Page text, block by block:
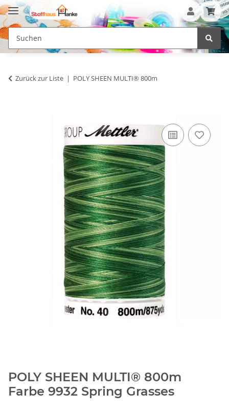
Zurück zur Liste POLY SHEEN MULTI® 800m
POLY SHEEN MULTI® 800m
Farbe 9932 Spring Grasses